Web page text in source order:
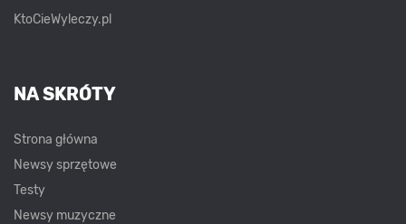
KtoCieWyleczy.pl
NA SKRÓTY
Strona główna
Newsy sprzętowe
Testy
Newsy muzyczne